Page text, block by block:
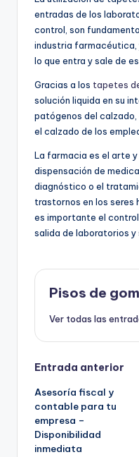
entradas de los
control, son
industria farmacéutica,
lo que entra y sale de
Gracias a los tapetes
solución liquida en su
patógenos del calzado,
el calzado de los
La farmacia es el arte
dispensación de
diagnóstico o el
trastornos en los seres
es importante el
salida de laboratorios y
Pisos de
Ver todas las
de
entradas
Entrada anterior
Asesoría fiscal y
contable para tu
empresa –
Disponibilidad
inmediata